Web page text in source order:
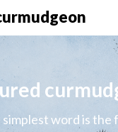
word is the